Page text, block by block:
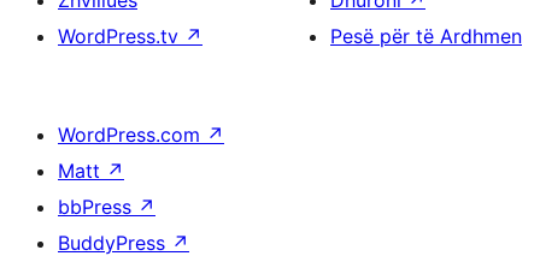
WordPress.tv ↗
Pesë për të Ardhmen
WordPress.com ↗
Matt ↗
bbPress ↗
BuddyPress ↗